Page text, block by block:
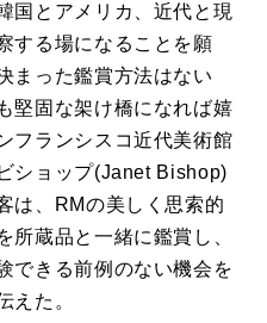
国とアメリカ、近代と現
する場になることを願
まった鑑賞方法はない
堅固な架け橋になれば嬉
フランシスコ近代美術館
ショップ(Janet Bishop)
は、RMの美しく思索的
所蔵品と一緒に鑑賞し、
できる前例のない機会を
えた。